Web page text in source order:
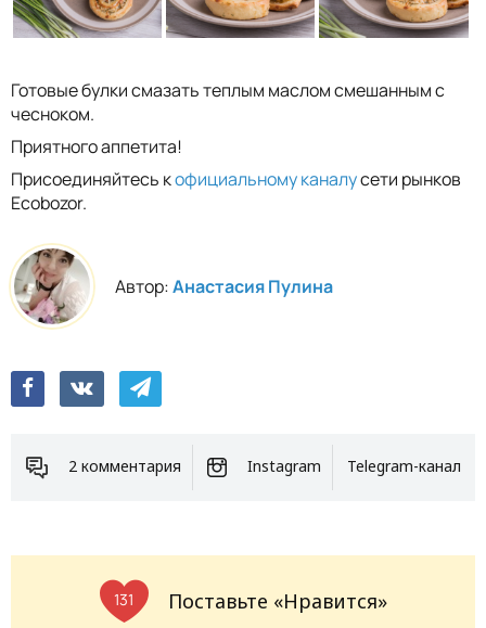
Готовые булки смазать теплым маслом смешанным с
чесноком.
Приятного аппетита!
Присоединяйтесь кофициальному каналусети рынков
Ecobozor.
Автор:Анастасия Пулина
2 комментария Instagram Telegram-канал
131 Поставьте «Нравится»